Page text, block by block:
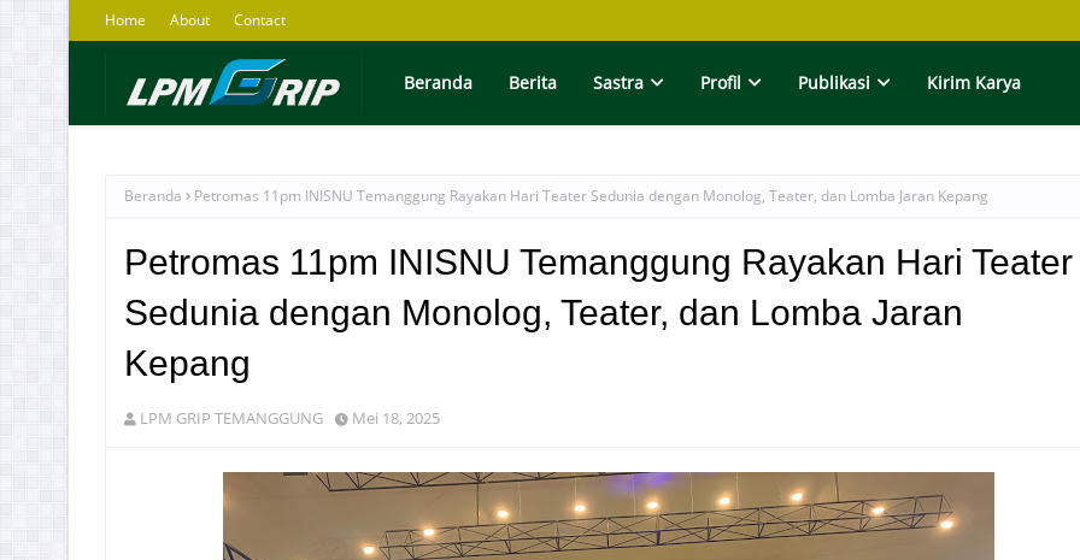
Home About Contact
Beranda Berita Sastra Profil Publikasi Kirim Karya
Beranda Petromas 11pm INISNU Temanggung Rayakan Hari Teater Sedunia dengan Monolog, Teater, dan Lomba Jaran Kepang
Petromas 11pm INISNU Temanggung Rayakan Hari Teater
Sedunia dengan Monolog, Teater, dan Lomba Jaran
Kepang
LPM GRIP TEMANGGUNG Mei 18, 2025